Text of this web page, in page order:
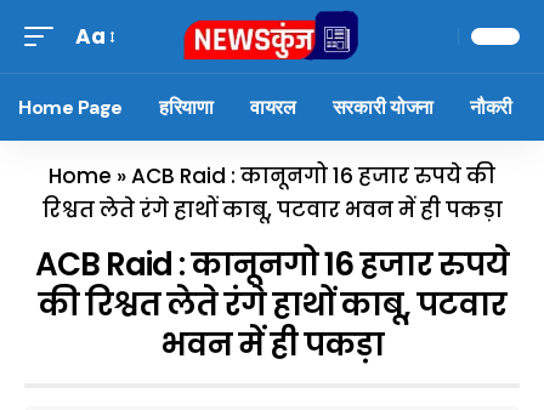
Aa
Home Page हरियाणा वायरल सरकारी योजना नौकरी
Home »ACB Raid : कानूनगो 16 हजार रुपये की
रिश्वत लेते रंगे हाथों काबू, पटवार भवन में ही पकड़ा
ACB Raid : कानूनगो 16 हजार रुपये
की रिश्वत लेते रंगे हाथों काबू, पटवार
भवन में ही पकड़ा